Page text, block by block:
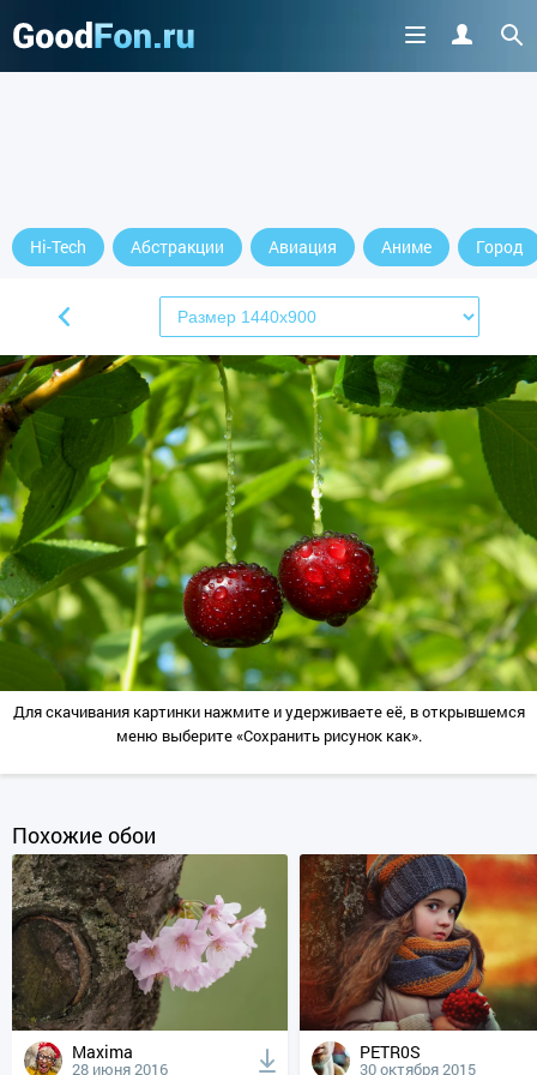
Hi-Tech Абстракции Авиация Аниме Город
Для скачивания картинки нажмите и удерживаете её, в открывшемся
меню выберите «Сохранить рисунок как».
Похожие обои
Maxima
28 июня 2016
PETR0S
30 октября 2015